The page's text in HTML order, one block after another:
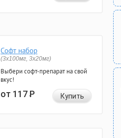
Софт набор
(3x100мг, 3x20мг)
Выбери софт-препарат на свой
вкус!
от 117Р Купить